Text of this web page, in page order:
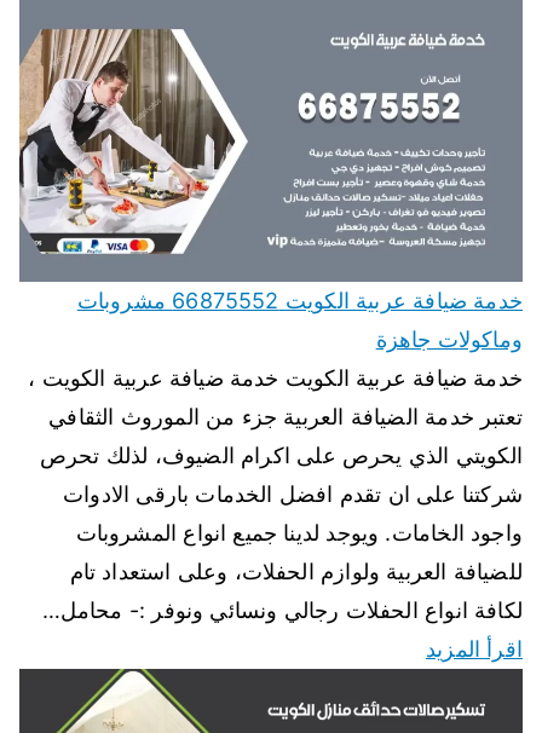
خدمة ضيافة عربية الكويت 66875552 مشروبات
وماكولات جاهزة
خدمة ضيافة عربية الكويت خدمة ضيافة عربية الكويت ،
تعتبر خدمة الضيافة العربية جزء من الموروث الثقافي
الكويتي الذي يحرص على اكرام الضيوف، لذلك تحرص
شركتنا على ان تقدم افضل الخدمات بارقى الادوات
واجود الخامات. ويوجد لدينا جميع انواع المشروبات
للضيافة العربية ولوازم الحفلات، وعلى استعداد تام
لكافة انواع الحفلات رجالي ونسائي ونوفر :- محامل…
اقرأ المزيد